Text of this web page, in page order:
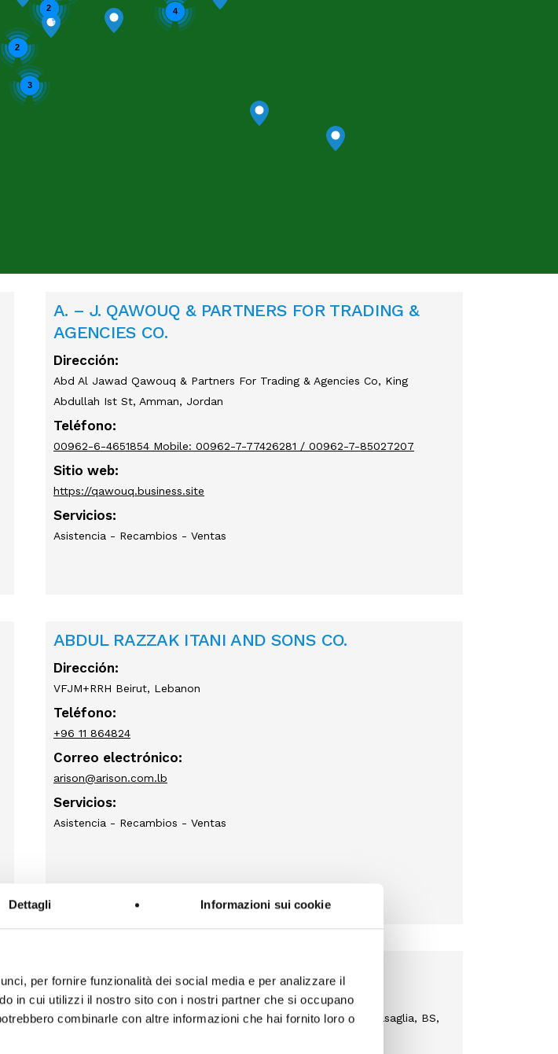
Dettagli Informazioni sui cookie
per fornire funzionalità dei social media e per analizzare il
in cui utilizzi il nostro sito con i nostri partner che si occupano
combinarle con altre informazioni che hai fornito loro o
2
4
3
2
A. – J. QAWOUQ & PARTNERS FOR TRADING &
AGENCIES CO.
Dirección:
Abd Al Jawad Qawouq & Partners For Trading & Agencies Co, King
Abdullah Ist St, Amman, Jordan
Teléfono:
00962-6-4651854 Mobile: 00962-7-77426281 / 00962-7-85027207
Sitio web:
https://qawouq.business.site
Servicios:
Asistencia - Recambios - Ventas
ABDUL RAZZAK ITANI AND SONS CO.
Dirección:
VFJM+RRH Beirut, Lebanon
Teléfono:
+96 11 864824
Correo electrónico:
arison@arison.com.lb
Servicios:
Asistencia - Recambios - Ventas
Dirección:
Acqua Sistem s.r.l. di Vassalli L. & C., Via Industria, Torbole Casaglia, BS,